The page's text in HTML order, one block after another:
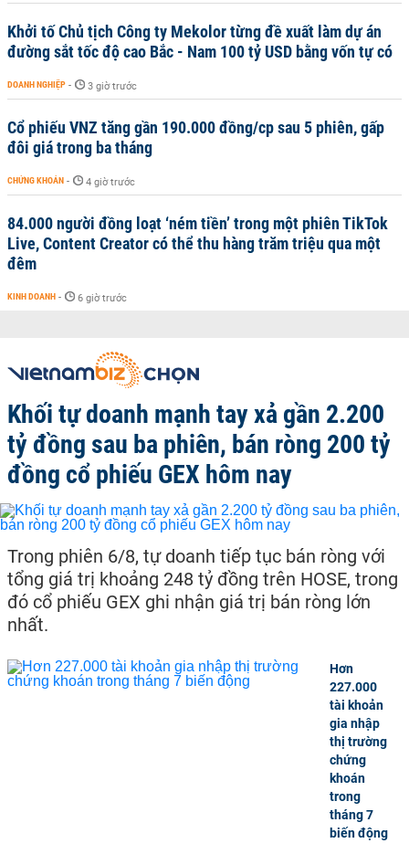
Khởi tố Chủ tịch Công ty Mekolor từng đề xuất làm dự án
đường sắt tốc độ cao Bắc - Nam 100 tỷ USD bằng vốn tự có
DOANH NGHIỆP - 3 giờ trước
Cổ phiếu VNZ tăng gần 190.000 đồng/cp sau 5 phiên, gấp
đôi giá trong ba tháng
CHỨNG KHOÁN - 4 giờ trước
84.000 người đồng loạt ‘ném tiền’ trong một phiên TikTok
Live, Content Creator có thể thu hàng trăm triệu qua một
đêm
KINH DOANH - 6 giờ trước
Khối tự doanh mạnh tay xả gần 2.200
tỷ đồng sau ba phiên, bán ròng 200 tỷ
đồng cổ phiếu GEX hôm nay
Trong phiên 6/8, tự doanh tiếp tục bán ròng với
tổng giá trị khoảng 248 tỷ đồng trên HOSE, trong
đó cổ phiếu GEX ghi nhận giá trị bán ròng lớn
nhất.
Hơn
227.000
tài khoản
gia nhập
thị trường
chứng
khoán
trong
tháng 7
biến động